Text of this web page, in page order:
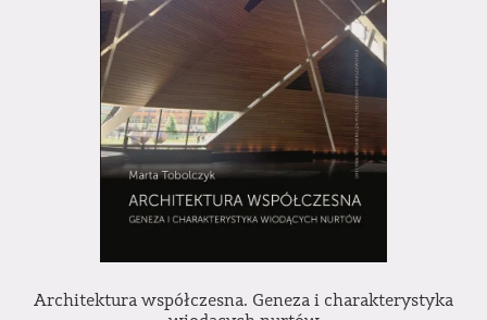
Architektura współczesna. Geneza i charakterystyka